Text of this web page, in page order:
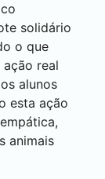
solidário
o que
real
alunos
esta ação
animais